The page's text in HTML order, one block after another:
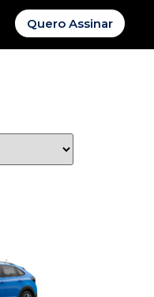
Quero Assinar